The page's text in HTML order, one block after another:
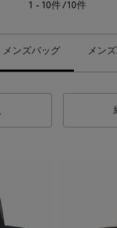
1 - 10件 / 10件
メンズバッグ メン